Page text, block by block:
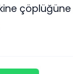
çöplüğüne